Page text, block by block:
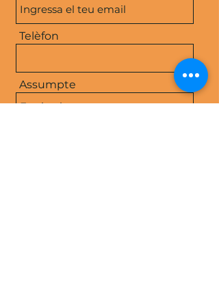
Telèfon
Assumpte